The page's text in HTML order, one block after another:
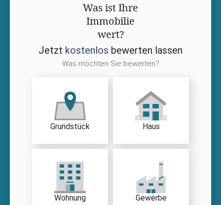
Was ist Ihre
Immobilie
wert?
Jetzt kostenlos bewerten lassen
Was möchten Sie bewerten?
Grundstück Haus
Wohnung Gewerbe